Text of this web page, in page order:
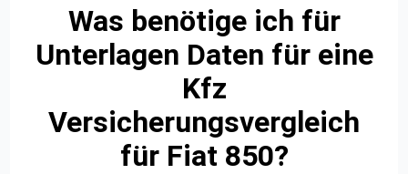
Was benötige ich für
Unterlagen Daten für eine
Kfz
Versicherungsvergleich
für Fiat 850?